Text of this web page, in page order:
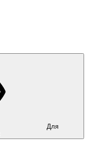
Для